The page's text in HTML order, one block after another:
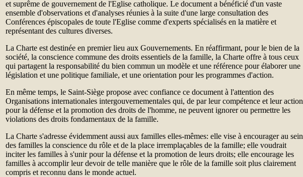
et suprême de gouvernement de l'Eglise catholique. Le document a bénéficié d'un vaste
ensemble d'observations et d'analyses réunies à la suite d'une large consultation des
Conférences épiscopales de toute l'Eglise comme d'experts spécialisés en la matière et
représentant des cultures diverses.
La Charte est destinée en premier lieu aux Gouvernements. En réaffirmant, pour le bien de la
société, la conscience commune des droits essentiels de la famille, la Charte offre à tous ceux
qui partagent la responsabilité du bien commun un modèle et une référence pour élaborer une
législation et une politique familiale, et une orientation pour les programmes d'action.
En même temps, le Saint-Siège propose avec confiance ce document à l'attention des
Organisations internationales intergouvernementales qui, de par leur compétence et leur action
pour la défense et la promotion des droits de l'homme, ne peuvent ignorer ou permettre les
violations des droits fondamentaux de la famille.
La Charte s'adresse évidemment aussi aux familles elles-mêmes: elle vise à encourager au sein
des familles la conscience du rôle et de la place irremplaçables de la famille; elle voudrait
inciter les familles à s'unir pour la défense et la promotion de leurs droits; elle encourage les
familles à accomplir leur devoir de telle manière que le rôle de la famille soit plus clairement
compris et reconnu dans le monde actuel.